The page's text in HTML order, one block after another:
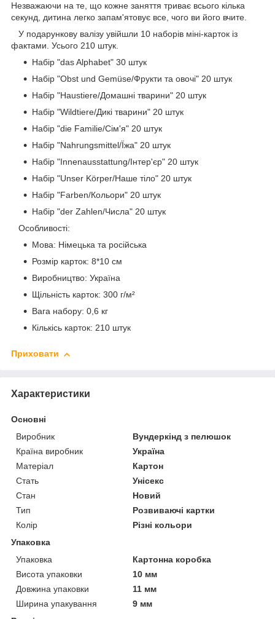
Незважаючи на те, що кожне заняття триває всього кілька
секунд, дитина легко запам'ятовує все, чого ви його вчите.
У подарункову валізу увійшли 10 наборів міні-карток із
фактами. Усього 210 штук.
Набір "das Alphabet" 30 штук
Набір "Obst und Gemüse/Фрукти та овочі" 20 штук
Набір "Haustiere/Домашні тварини" 20 штук
Набір "Wildtiere/Дикі тварини" 20 штук
Набір "die Familie/Сім'я" 20 штук
Набір "Nahrungsmittel/Їжа" 20 штук
Набір "Innenausstattung/Інтер'єр" 20 штук
Набір "Unser Körper/Наше тіло" 20 штук
Набір "Farben/Кольори" 20 штук
Набір "der Zahlen/Числа" 20 штук
Особливості:
Мова: Німецька та російська
Розмір карток: 8*10 см
Виробництво: Україна
Щільність карток: 300 г/м²
Вага набору: 0,6 кг
Кількісь карток: 210 штук
Приховати
Характеристики
Основні
Виробник
Вундеркінд з пелюшок
Країна виробник
Україна
Матеріал
Картон
Стать
Унісекс
Стан
Новий
Тип
Розвиваючі картки
Колір
Різні кольори
Упаковка
Упаковка
Картонна коробка
Висота упаковки
10 мм
Довжина упаковки
11 мм
Ширина упакування
9 мм